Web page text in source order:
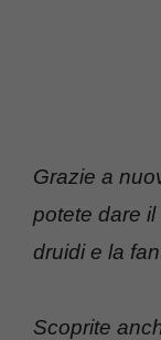
Grazie a
potete dare il
druidi e la
Scoprite